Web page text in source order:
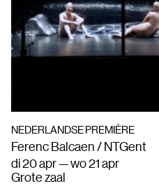
NEDERLANDSE PREMIÈRE
Ferenc Balcaen / NTGent
di 20 apr — wo 21 apr
Grote zaal